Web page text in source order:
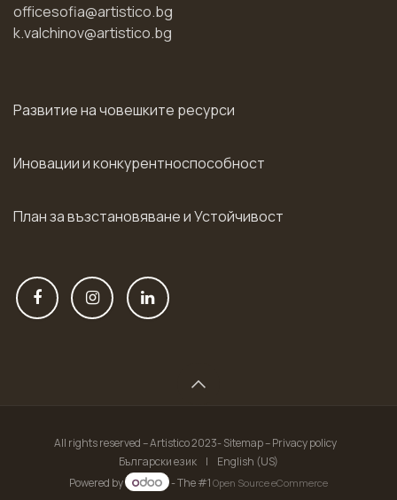
officesofia@artistico.bg
k.valchinov@artistico.bg
Развитие на човешките ресурси
Иновации и конкурентноспособност
План за възстановяване и Устойчивост
All rights reserved – Artistico 2023- Sitemap – Privacy policy
Български език
|
English (US)
Powered by
- The #1Open Source eCommerce